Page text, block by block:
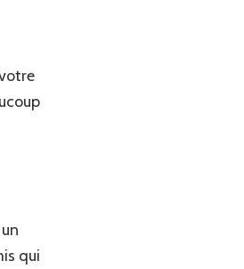
qui